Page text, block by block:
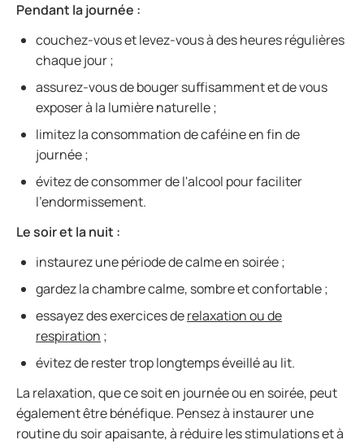
Pendant la journée :
couchez-vous et levez-vous à des heures régulières
chaque jour ;
assurez-vous de bouger suffisamment et de vous
exposer à la lumière naturelle ;
limitez la consommation de caféine en fin de
journée ;
évitez de consommer de l'alcool pour faciliter
l'endormissement.
Le soir et la nuit :
instaurez une période de calme en soirée ;
gardez la chambre calme, sombre et confortable ;
essayez des exercices derelaxation ou de
respiration ;
évitez de rester trop longtemps éveillé au lit.
La relaxation, que ce soit en journée ou en soirée, peut
également être bénéfique. Pensez à instaurer une
routine du soir apaisante, à réduire les stimulations et à